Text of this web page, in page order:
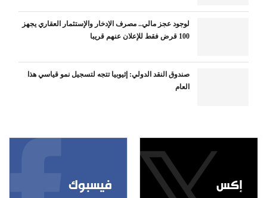
لوجود عجز مالي.. مصرف الإدخار والإستثمار العقاري يجهز
100 قرض فقط للإعلان عنهم قريبا
صندوق النقد الدولي: إثيوبيا تتجه لتسجيل نمو قياسي هذا
العام
فيسبوك إكس